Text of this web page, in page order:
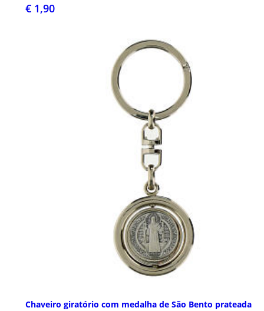
€ 1,90
Chaveiro giratório com medalha de São Bento prateada